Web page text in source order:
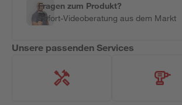
Fragen zum Produkt?
Sofort-Videoberatung aus dem Markt
Unsere passenden Services